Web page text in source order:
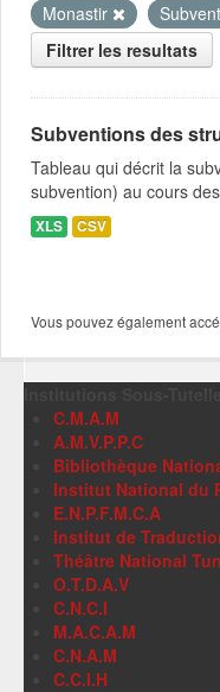
Monastir
Filtrer les resultats
Subventions des
Tableau qui décrit la
subvention) au cours
XLS CSV
Vous pouvez également
C.M.A.M
A.M.V.P.P.C
Bibliothèque
Institut National du
E.N.P.F.M.C.A
Institut de
Théâtre National
O.T.D.A.V
C.N.C.I
M.A.C.A.M
C.N.A.M
C.C.I.H